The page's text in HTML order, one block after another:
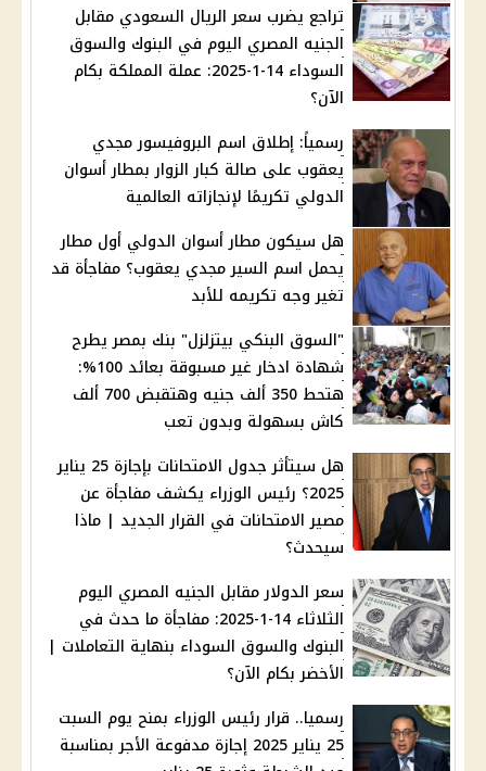
تراجع يضرب سعر الريال السعودي مقابل
الجنيه المصري اليوم في البنوك والسوق
السوداء 14-1-2025: عملة المملكة بكام
الآن؟
رسمياً: إطلاق اسم البروفيسور مجدي
يعقوب على صالة كبار الزوار بمطار أسوان
الدولي تكريمًا لإنجازاته العالمية
هل سيكون مطار أسوان الدولي أول مطار
يحمل اسم السير مجدي يعقوب؟ مفاجأة قد
تغير وجه تكريمه للأبد
"السوق البنكي بيتزلزل" بنك بمصر يطرح
شهادة ادخار غير مسبوقة بعائد 100%:
هتحط 350 ألف جنيه وهتقبض 700 ألف
كاش بسهولة وبدون تعب
هل سيتأثر جدول الامتحانات بإجازة 25 يناير
2025؟ رئيس الوزراء يكشف مفاجأة عن
مصير الامتحانات في القرار الجديد | ماذا
سيحدث؟
سعر الدولار مقابل الجنيه المصري اليوم
الثلاثاء 14-1-2025: مفاجأة ما حدث في
البنوك والسوق السوداء بنهاية التعاملات |
الأخضر بكام الآن؟
رسميا.. قرار رئيس الوزراء بمنح يوم السبت
25 يناير 2025 إجازة مدفوعة الأجر بمناسبة